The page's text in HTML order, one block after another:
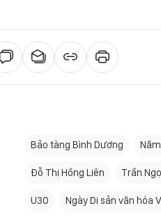
Bảo tàng Bình Dương
Đỗ Thị Hồng Liên Trần
U30 Ngày Di sản văn hóa